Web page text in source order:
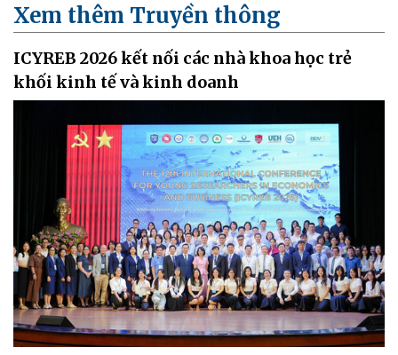
Xem thêm Truyền thông
ICYREB 2026 kết nối các nhà khoa học trẻ
khối kinh tế và kinh doanh